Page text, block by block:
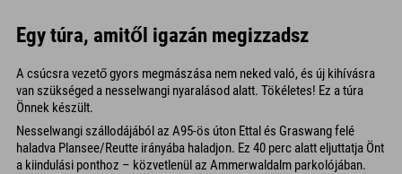
Egy túra, amitől igazán megizzadsz
A csúcsra vezető gyors megmászása nem neked való, és új kihívásra
van szükséged a nesselwangi nyaralásod alatt. Tökéletes! Ez a túra
Önnek készült.
Nesselwangi szállodájából az A95-ös úton Ettal és Graswang felé
haladva Plansee/Reutte irányába haladjon. Ez 40 perc alatt eljuttatja Önt
a kiindulási ponthoz – közvetlenül az Ammerwaldalm parkolójában.